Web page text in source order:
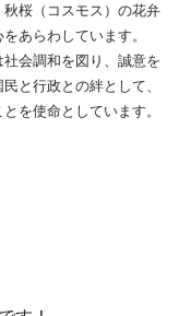
桜（コスモス）の花弁
あらわしています。
会調和を図り、誠意を
と行政との絆として、
を使命としています。